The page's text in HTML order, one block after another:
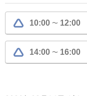
10:00 〜 12:00
14:00 〜 16:00